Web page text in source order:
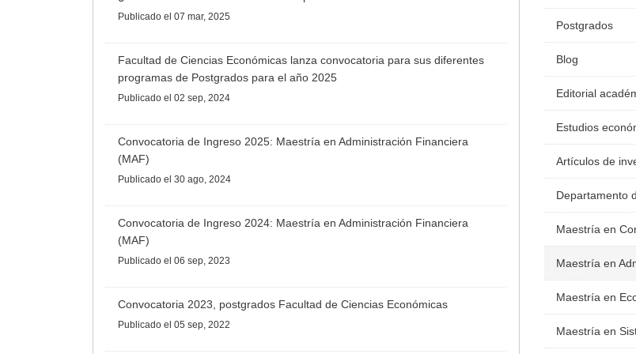
Publicado el 07 mar, 2025
Facultad de Ciencias Económicas lanza convocatoria para sus diferentes
programas de Postgrados para el año 2025
Publicado el 02 sep, 2024
Convocatoria de Ingreso 2025: Maestría en Administración Financiera
(MAF)
Publicado el 30 ago, 2024
Convocatoria de Ingreso 2024: Maestría en Administración Financiera
(MAF)
Publicado el 06 sep, 2023
Convocatoria 2023, postgrados Facultad de Ciencias Económicas
Publicado el 05 sep, 2022
Postgrados
Blog
Editorial
Estudios
Artículos de
Departamento
Maestría en
Maestría en
Maestría en
Maestría en